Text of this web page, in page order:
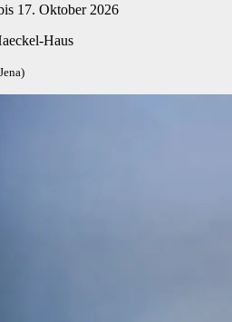
17. Oktober 2026
Haus